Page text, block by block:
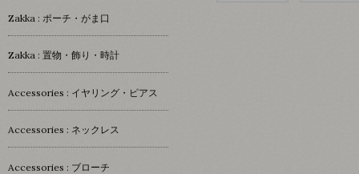
Zakka : ポーチ・がま口
Zakka : 置物・飾り・時計
Accessories : イヤリング・ピアス
Accessories : ネックレス
Accessories : ブローチ